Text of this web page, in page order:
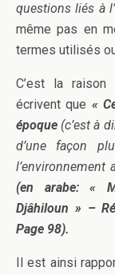
questions liés à
même pas en
termes utilisés
C’est la raison
écrivent que «
époque (c’est à
d’une façon
l’environnement
(en arabe: «
Djâhiloun » –
Page 98).
Il est ainsi